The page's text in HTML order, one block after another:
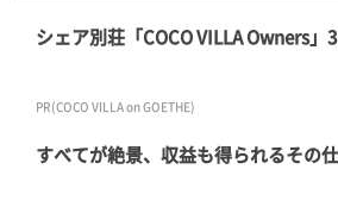
シェア別荘「COCO VILLA Owners」
PR(COCO VILLA on GOETHE)
すべてが絶景、収益も得られるその